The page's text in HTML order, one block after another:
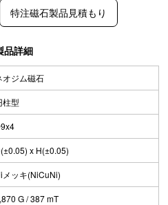
特注磁石製品見積もり
品詳細
オジム磁石
柱型
x H(±0.05)
メッキ(NiCuNi)
G / 387 mT